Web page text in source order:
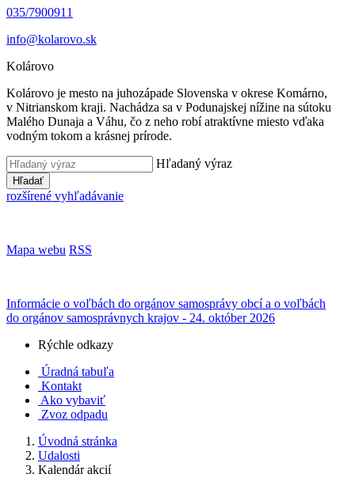
035/7900911
info@kolarovo.sk
Kolárovo
Kolárovo je mesto na juhozápade Slovenska v okrese Komárno,
v Nitrianskom kraji. Nachádza sa v Podunajskej nížine na sútoku
Malého Dunaja a Váhu, čo z neho robí atraktívne miesto vďaka
vodným tokom a krásnej prírode.
Hľadaný výraz
Hľadať
rozšírené vyhľadávanie
Mapa webu RSS
Informácie o voľbách do orgánov samosprávy obcí a o voľbách
do orgánov samosprávnych krajov - 24. október 2026
Rýchle odkazy
Úradná tabuľa
Kontakt
Ako vybaviť
Zvoz odpadu
Úvodná stránka
Udalosti
Kalendár akcií